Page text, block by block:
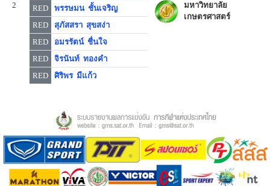
2 RED
พรรษมน ชั้นเจริญ
RED
สุภัสสรา สุขสง่า
RED
อมรรัตน์ ชื่นใจ
RED
จิรนันท์ ทองคำ
RED
ศิริพร มีแก้ว
มหาวิทยาลัย
เกษตรศาสตร์